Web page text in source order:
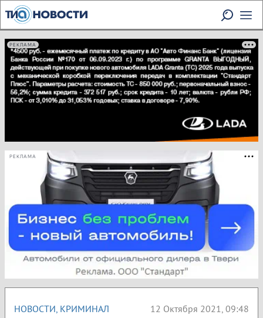
РЕКЛАМА
РЕКЛАМА
НОВОСТИ, КРИМИНАЛ 12 Октября 2021, 09:48